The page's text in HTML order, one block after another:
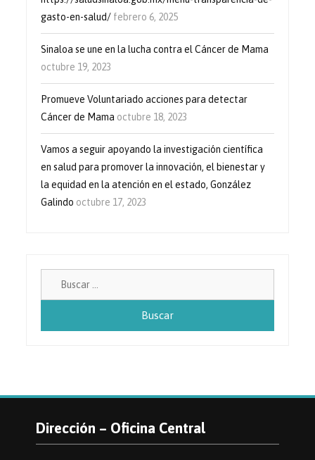
gasto-en-salud/ febrero 6, 2025
Sinaloa se une en la lucha contra el Cáncer de Mama
octubre 19, 2023
Promueve Voluntariado acciones para detectar
Cáncer de Mama octubre 18, 2023
Vamos a seguir apoyando la investigación científica
en salud para promover la innovación, el bienestar y
la equidad en la atención en el estado, González
Galindo octubre 17, 2023
Dirección – Oficina Central